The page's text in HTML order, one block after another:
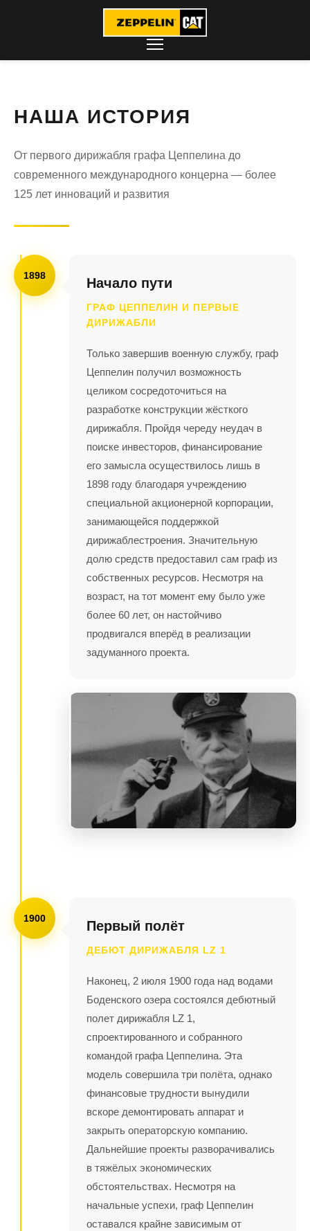
НАША ИСТОРИЯ
От первого дирижабля графа Цеппелина до
современного международного концерна — более
125 лет инноваций и развития
1898 Начало пути
ГРАФ ЦЕППЕЛИН И ПЕРВЫЕ
ДИРИЖАБЛИ
Только завершив военную службу, граф
Цеппелин получил возможность
целиком сосредоточиться на
разработке конструкции жёсткого
дирижабля. Пройдя череду неудач в
поиске инвесторов, финансирование
его замысла осуществилось лишь в
1898 году благодаря учреждению
специальной акционерной корпорации,
занимающейся поддержкой
дирижаблестроения. Значительную
долю средств предоставил сам граф из
собственных ресурсов. Несмотря на
возраст, на тот момент ему было уже
более 60 лет, он настойчиво
продвигался вперёд в реализации
задуманного проекта.
1900 Первый полёт
ДЕБЮТ ДИРИЖАБЛЯ LZ 1
Наконец, 2 июля 1900 года над водами
Боденского озера состоялся дебютный
полет дирижабля LZ 1,
спроектированного и собранного
командой графа Цеппелина. Эта
модель совершила три полёта, однако
финансовые трудности вынудили
вскоре демонтировать аппарат и
закрыть операторскую компанию.
Дальнейшие проекты разворачивались
в тяжёлых экономических
обстоятельствах. Несмотря на
начальные успехи, граф Цеппелин
оставался крайне зависимым от